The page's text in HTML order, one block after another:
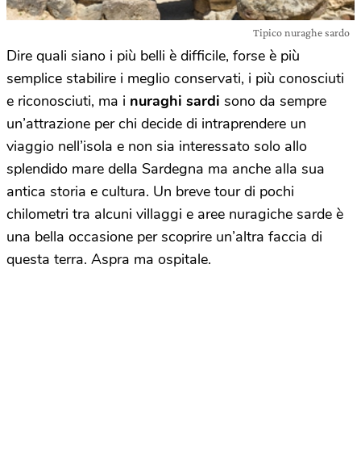
Tipico nuraghe sardo
Dire quali siano i più belli è difficile, forse è più
semplice stabilire i meglio conservati, i più conosciuti
e riconosciuti, ma i nuraghi sardi sono da sempre
un’attrazione per chi decide di intraprendere un
viaggio nell’isola e non sia interessato solo allo
splendido mare della Sardegna ma anche alla sua
antica storia e cultura. Un breve tour di pochi
chilometri tra alcuni villaggi e aree nuragiche sarde è
una bella occasione per scoprire un’altra faccia di
questa terra. Aspra ma ospitale.